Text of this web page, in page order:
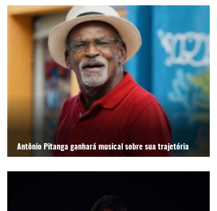
Antônio Pitanga ganhará musical sobre sua trajetória